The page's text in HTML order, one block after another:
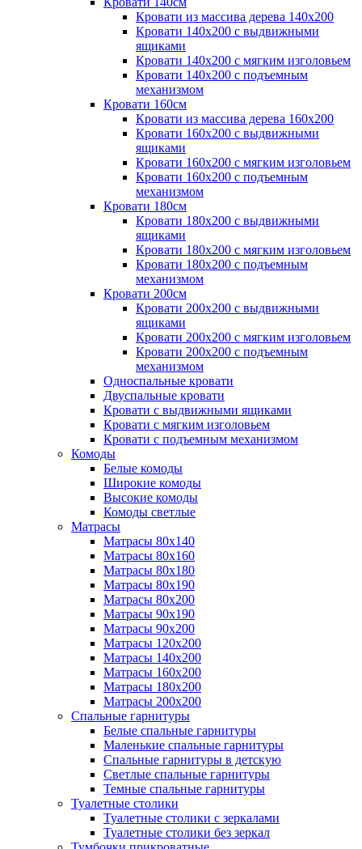
Кровати из массива дерева 140х200
Кровати 140х200 с выдвижными
ящиками
Кровати 140х200 с мягким изголовьем
Кровати 140х200 с подъемным
механизмом
Кровати 160см
Кровати из массива дерева 160х200
Кровати 160х200 с выдвижными
ящиками
Кровати 160х200 с мягким изголовьем
Кровати 160х200 с подъемным
механизмом
Кровати 180см
Кровати 180х200 с выдвижными
ящиками
Кровати 180х200 с мягким изголовьем
Кровати 180х200 с подъемным
механизмом
Кровати 200см
Кровати 200х200 с выдвижными
ящиками
Кровати 200х200 с мягким изголовьем
Кровати 200х200 с подъемным
механизмом
Односпальные кровати
Двуспальные кровати
Кровати с выдвижными ящиками
Кровати с мягким изголовьем
Кровати с подъемным механизмом
Комоды
Белые комоды
Широкие комоды
Высокие комоды
Комоды светлые
Матрасы
Матрасы 80х140
Матрасы 80х160
Матрасы 80х180
Матрасы 80х190
Матрасы 80х200
Матрасы 90х190
Матрасы 90х200
Матрасы 120х200
Матрасы 140х200
Матрасы 160х200
Матрасы 180х200
Матрасы 200х200
Спальные гарнитуры
Белые спальные гарнитуры
Маленькие спальные гарнитуры
Спальные гарнитуры в детскую
Светлые спальные гарнитуры
Темные спальные гарнитуры
Туалетные столики
Туалетные столики с зеркалами
Туалетные столики без зеркал